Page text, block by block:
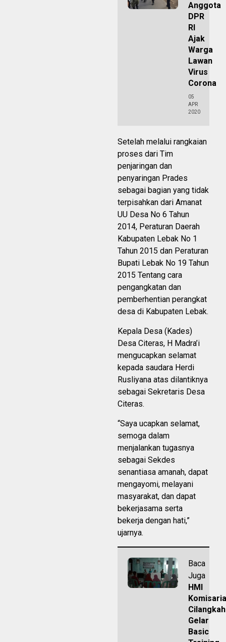
Anggota
DPR
RI
Ajak
Warga
Lawan
Virus
Corona
05
APR
2020
Setelah melalui rangkaian
proses dari Tim
penjaringan dan
penyaringan Prades
sebagai bagian yang tidak
terpisahkan dari Amanat
UU Desa No 6 Tahun
2014, Peraturan Daerah
Kabupaten Lebak No 1
Tahun 2015 dan Peraturan
Bupati Lebak No 19 Tahun
2015 Tentang cara
pengangkatan dan
pemberhentian perangkat
desa di Kabupaten Lebak.
Kepala Desa (Kades)
Desa Citeras, H Madra’i
mengucapkan selamat
kepada saudara Herdi
Rusliyana atas dilantiknya
sebagai Sekretaris Desa
Citeras.
“Saya ucapkan selamat,
semoga dalam
menjalankan tugasnya
sebagai Sekdes
senantiasa amanah, dapat
mengayomi, melayani
masyarakat, dan dapat
bekerjasama serta
bekerja dengan hati,”
ujarnya.
Baca
Juga
HMI
Gelar
Basic